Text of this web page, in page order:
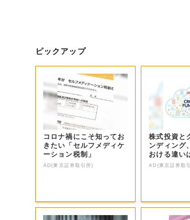
ピックアップ
コロナ禍にこそ知ってお
きたい「セルフメディケ
ーション税制」
AD(東京証券取引所)
株式投資と
ンディング
おける違い
AD(東京証券取